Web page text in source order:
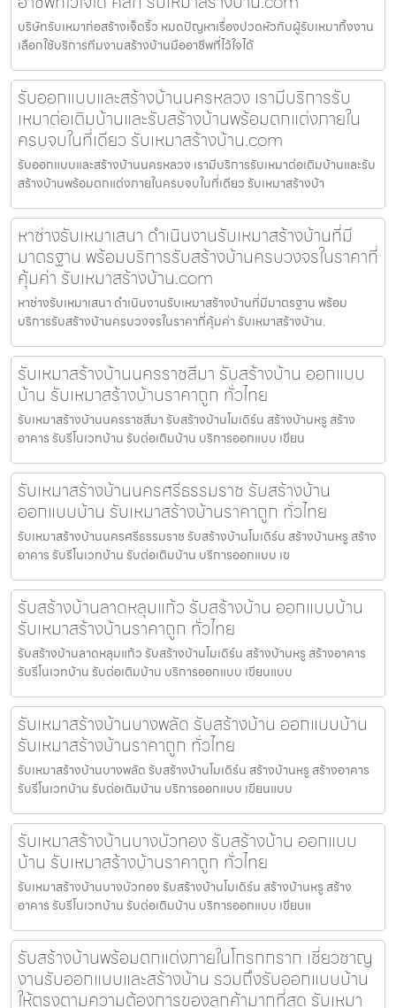
บริษัทรับเหมาก่อสร้างเจ็ดริ้ว หมดปัญหาเรื่องปวดหัวกับผู้รับเหมาทิ้งงาน
เลือกใช้บริการทีมงานสร้างบ้านมืออาชีพที่ไว้ใจได้
รับออกแบบและสร้างบ้านนครหลวง เรามีบริการรับ
เหมาต่อเติมบ้านและรับสร้างบ้านพร้อมตกแต่งภายใน
ครบจบในที่เดียว รับเหมาสร้างบ้าน.com
รับออกแบบและสร้างบ้านนครหลวง เรามีบริการรับเหมาต่อเติมบ้านและรับ
สร้างบ้านพร้อมตกแต่งภายในครบจบในที่เดียว รับเหมาสร้างบ้า
หาช่างรับเหมาเสนา ดำเนินงานรับเหมาสร้างบ้านที่มี
มาตรฐาน พร้อมบริการรับสร้างบ้านครบวงจรในราคาที่
คุ้มค่า รับเหมาสร้างบ้าน.com
หาช่างรับเหมาเสนา ดำเนินงานรับเหมาสร้างบ้านที่มีมาตรฐาน พร้อม
บริการรับสร้างบ้านครบวงจรในราคาที่คุ้มค่า รับเหมาสร้างบ้าน.
รับเหมาสร้างบ้านนครราชสีมา รับสร้างบ้าน ออกแบบ
บ้าน รับเหมาสร้างบ้านราคาถูก ทั่วไทย
รับเหมาสร้างบ้านนครราชสีมา รับสร้างบ้านโมเดิร์น สร้างบ้านหรู สร้าง
อาคาร รับรีโนเวทบ้าน รับต่อเติมบ้าน บริการออกแบบ เขียน
รับเหมาสร้างบ้านนครศรีธรรมราช รับสร้างบ้าน
ออกแบบบ้าน รับเหมาสร้างบ้านราคาถูก ทั่วไทย
รับเหมาสร้างบ้านนครศรีธรรมราช รับสร้างบ้านโมเดิร์น สร้างบ้านหรู สร้าง
อาคาร รับรีโนเวทบ้าน รับต่อเติมบ้าน บริการออกแบบ เข
รับสร้างบ้านลาดหลุมแก้ว รับสร้างบ้าน ออกแบบบ้าน
รับเหมาสร้างบ้านราคาถูก ทั่วไทย
รับสร้างบ้านลาดหลุมแก้ว รับสร้างบ้านโมเดิร์น สร้างบ้านหรู สร้างอาคาร
รับรีโนเวทบ้าน รับต่อเติมบ้าน บริการออกแบบ เขียนแบบ
รับเหมาสร้างบ้านบางพลัด รับสร้างบ้าน ออกแบบบ้าน
รับเหมาสร้างบ้านราคาถูก ทั่วไทย
รับเหมาสร้างบ้านบางพลัด รับสร้างบ้านโมเดิร์น สร้างบ้านหรู สร้างอาคาร
รับรีโนเวทบ้าน รับต่อเติมบ้าน บริการออกแบบ เขียนแบบ
รับเหมาสร้างบ้านบางบัวทอง รับสร้างบ้าน ออกแบบ
บ้าน รับเหมาสร้างบ้านราคาถูก ทั่วไทย
รับเหมาสร้างบ้านบางบัวทอง รับสร้างบ้านโมเดิร์น สร้างบ้านหรู สร้าง
อาคาร รับรีโนเวทบ้าน รับต่อเติมบ้าน บริการออกแบบ เขียนแ
รับสร้างบ้านพร้อมตกแต่งภายในโกรกกราก เชี่ยวชาญ
งานรับออกแบบและสร้างบ้าน รวมถึงรับออกแบบบ้าน
ให้ตรงตามความต้องการของลูกค้ามากที่สุด รับเหมา